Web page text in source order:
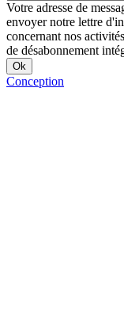
Votre adresse de
envoyer notre lettre
concernant nos
de désabonnement
Conception